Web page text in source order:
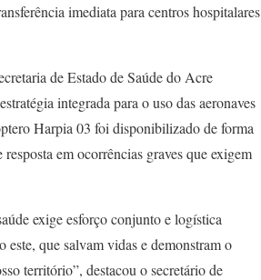
imediata para centros hospitalares
de Estado de Saúde do Acre
integrada para o uso das aeronaves
Harpia 03 foi disponibilizado de forma
em ocorrências graves que exigem
exige esforço conjunto e logística
que salvam vidas e demonstram o
território”, destacou o secretário de